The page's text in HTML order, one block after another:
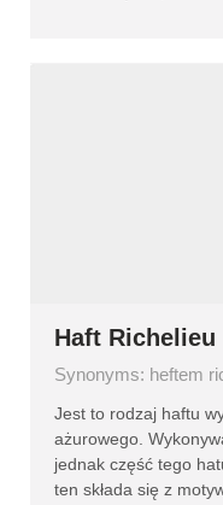
Haft Richelieu
Synonyms: heftem
Jest to rodzaj haftu
ażurowego.
jednak część tego
ten składa się z